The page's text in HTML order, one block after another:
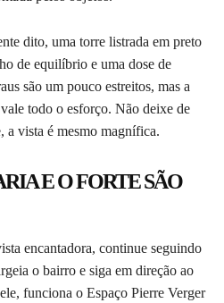
dito, uma torre listrada em preto
de equilíbrio e uma dose de
são um pouco estreitos, mas a
todo o esforço. Não deixe de
a vista é mesmo magnífica.
E O FORTE SÃO
encantadora, continue seguindo
o bairro e siga em direção ao
funciona o Espaço Pierre Verger